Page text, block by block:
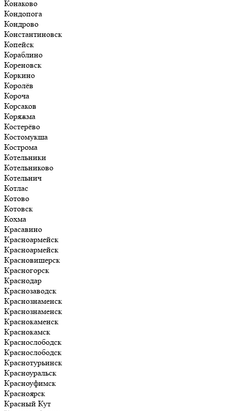
Конаково
Кондопога
Кондрово
Константиновск
Копейск
Кораблино
Кореновск
Коркино
Королёв
Короча
Корсаков
Коряжма
Костерёво
Костомукша
Кострома
Котельники
Котельниково
Котельнич
Котлас
Котово
Котовск
Кохма
Красавино
Красноармейск
Красноармейск
Красновишерск
Красногорск
Краснодар
Краснозаводск
Краснознаменск
Краснознаменск
Краснокаменск
Краснокамск
Краснослободск
Краснослободск
Краснотурьинск
Красноуральск
Красноуфимск
Красноярск
Красный Кут